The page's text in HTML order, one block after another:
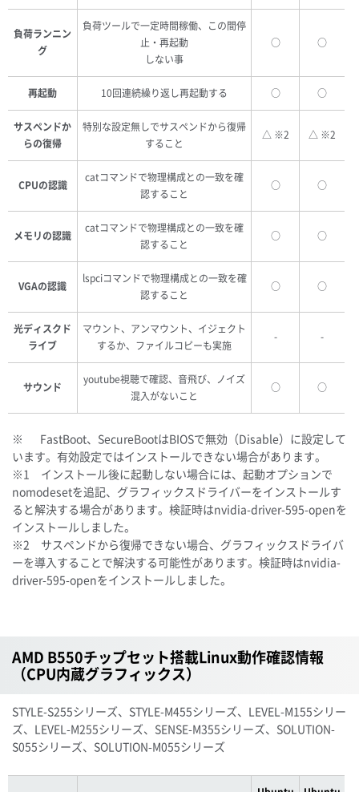
負荷ランニン
グ
負荷ツールで一定時間稼働、この間停
止・再起動
しない事
○ ○
再起動 10回連続繰り返し再起動する ○ ○
サスペンドか
らの復帰
特別な設定無しでサスペンドから復帰
すること
△ ※2 △ ※2
CPUの認識
catコマンドで物理構成との一致を確
認すること
○ ○
メモリの認識
catコマンドで物理構成との一致を確
認すること
○ ○
VGAの認識
lspciコマンドで物理構成との一致を確
認すること
○ ○
光ディスクド
ライブ
マウント、アンマウント、イジェクト
するか、ファイルコピーも実施
- -
サウンド
youtube視聴で確認、音飛び、ノイズ
混入がないこと
○ ○
※ FastBoot、SecureBootはBIOSで無効（Disable）に設定して
います。有効設定ではインストールできない場合があります。
※1 インストール後に起動しない場合には、起動オプションで
nomodesetを追記、グラフィックスドライバーをインストールす
ると解決する場合があります。検証時はnvidia-driver-595-openを
インストールしました。
※2 サスペンドから復帰できない場合、グラフィックスドライバ
ーを導入することで解決する可能性があります。検証時はnvidia-
driver-595-openをインストールしました。
AMD B550チップセット搭載Linux動作確認情報
（CPU内蔵グラフィックス）
STYLE-S255シリーズ、STYLE-M455シリーズ、LEVEL-M155シリー
ズ、LEVEL-M255シリーズ、SENSE-M355シリーズ、SOLUTION-
S055シリーズ、SOLUTION-M055シリーズ